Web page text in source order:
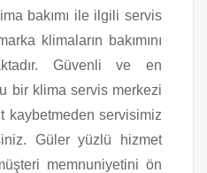
bakımı ile ilgili servis
klimaların bakımını
Güvenli ve en
bir klima servis merkezi
kaybetmeden servisimiz
Güler yüzlü hizmet
memnuniyetini ön